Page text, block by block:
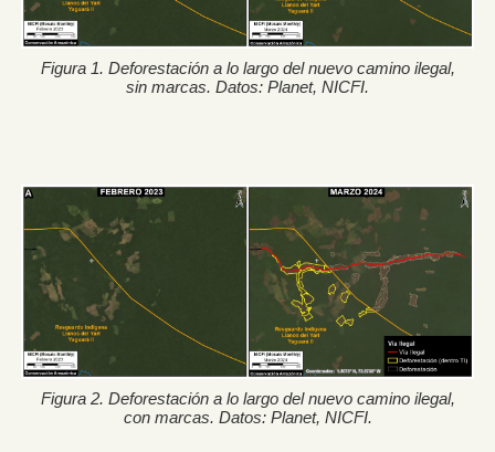
Figura 1. Deforestación a lo largo del nuevo camino ilegal,
sin marcas. Datos: Planet, NICFI.
Figura 2. Deforestación a lo largo del nuevo camino ilegal,
con marcas. Datos: Planet, NICFI.